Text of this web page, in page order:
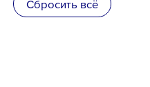
Сбросить всё